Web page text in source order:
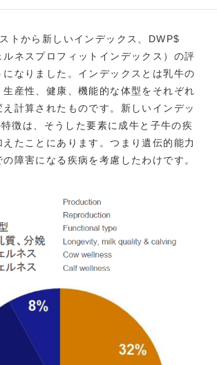
トから新しいインデックス、DWP$
ルネスプロフィットインデックス）の評
なりました。インデックスとは乳牛の
産性、健康、機能的な体型をそれぞれ
計算されたものです。新しいインデッ
徴は、そうした要素に成牛と子牛の疾
たことにあります。つまり遺伝的能力
障害になる疾病を考慮したわけです。